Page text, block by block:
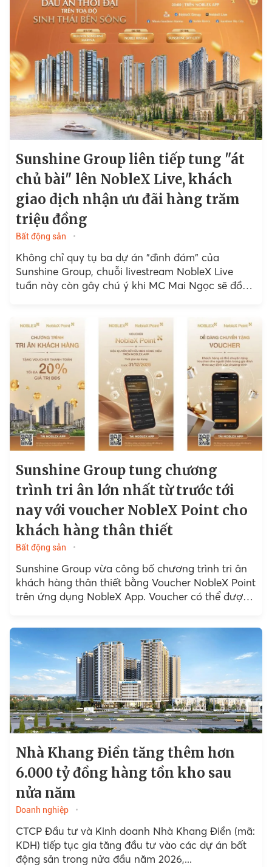
Sunshine Group liên tiếp tung "át
chủ bài" lên NobleX Live, khách
giao dịch nhận ưu đãi hàng trăm
triệu đồng
Bất động sản
Không chỉ quy tụ ba dự án "đình đám" của
Sunshine Group, chuỗi livestream NobleX Live
tuần này còn gây chú ý khi MC Mai Ngọc sẽ đồng
Sunshine Group tung chương
trình tri ân lớn nhất từ trước tới
nay với voucher NobleX Point cho
khách hàng thân thiết
Bất động sản
Sunshine Group vừa công bố chương trình tri ân
khách hàng thân thiết bằng Voucher NobleX Point
trên ứng dụng NobleX App. Voucher có thể được
Nhà Khang Điền tăng thêm hơn
6.000 tỷ đồng hàng tồn kho sau
nửa năm
Doanh nghiệp
CTCP Đầu tư và Kinh doanh Nhà Khang Điền (mã:
KDH) tiếp tục gia tăng đầu tư vào các dự án bất
động sản trong nửa đầu năm 2026,...